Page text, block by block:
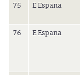
75 E Espana
76 E Espana